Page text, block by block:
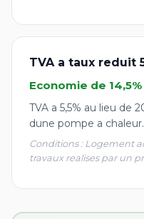
TVA a taux reduit
Economie de
TVA a 5,5% au lieu de
dune pompe a chaleur.
Conditions : Logement
travaux realises par un